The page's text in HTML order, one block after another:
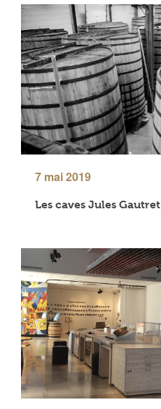
7 mai 2019
Les caves Jules Gautret